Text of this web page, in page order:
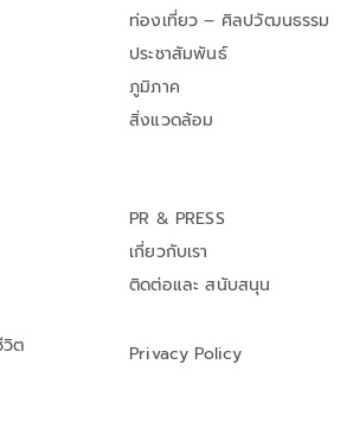
ท่องเที่ยว – ศิลปวัฒนธรรม
ประชาสัมพันธ์
ภูมิภาค
สิ่งแวดล้อม
ต
PR & PRESS
เกี่ยวกับเรา
ติดต่อและ สนับสนุน
Privacy Policy